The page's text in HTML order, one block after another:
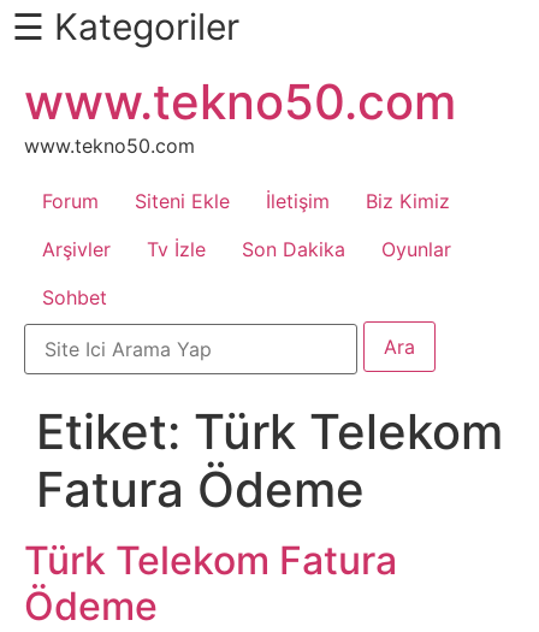
Daha
Fazlası
İçin
Kaydır
Android
Apk
Arabalar
Bankacılık
İşlemleri
Belgesel
Bilgi
☰ Kategoriler
atla
www.tekno50.com
www.tekno50.com
Forum Siteni Ekle İletişim
Biz Kimiz
Arşivler
Tv İzle Son Dakika
Oyunlar
Sohbet
Etiket: Türk Telekom
Fatura Ödeme
Türk Telekom Fatura
Ödeme